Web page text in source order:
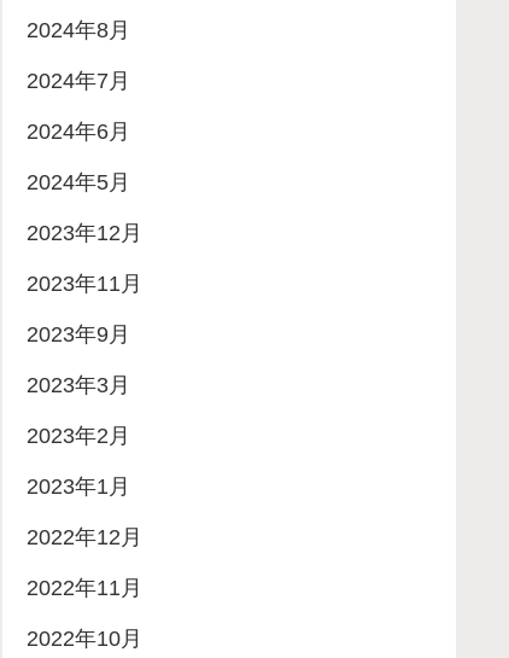
2024年8月
2024年7月
2024年6月
2024年5月
2023年12月
2023年11月
2023年9月
2023年3月
2023年2月
2023年1月
2022年12月
2022年11月
2022年10月